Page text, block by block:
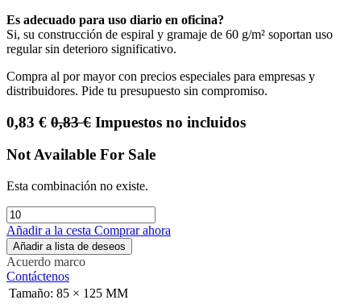
Es adecuado para uso diario en oficina?
Si, su construcción de espiral y gramaje de 60 g/m² soportan uso
regular sin deterioro significativo.
Compra al por mayor con precios especiales para empresas y
distribuidores. Pide tu presupuesto sin compromiso.
0,83 € 0,83€ Impuestos no incluidos
Not Available For Sale
Esta combinación no existe.
Añadir a la cesta Comprar ahora
Añadir a lista de deseos
Acuerdo marco
Contáctenos
Tamaño: 85 × 125 MM